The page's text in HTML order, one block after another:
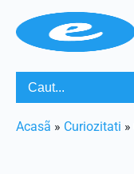
Acasã » Curiozitati »